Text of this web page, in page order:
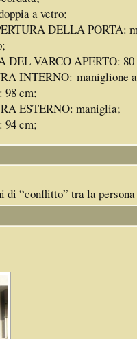
a vetro;
DELLA PORTA:
VARCO APERTO:
INTERNO: maniglione
98 cm;
ESTERNO: maniglia;
94 cm;
di “conflitto” tra la